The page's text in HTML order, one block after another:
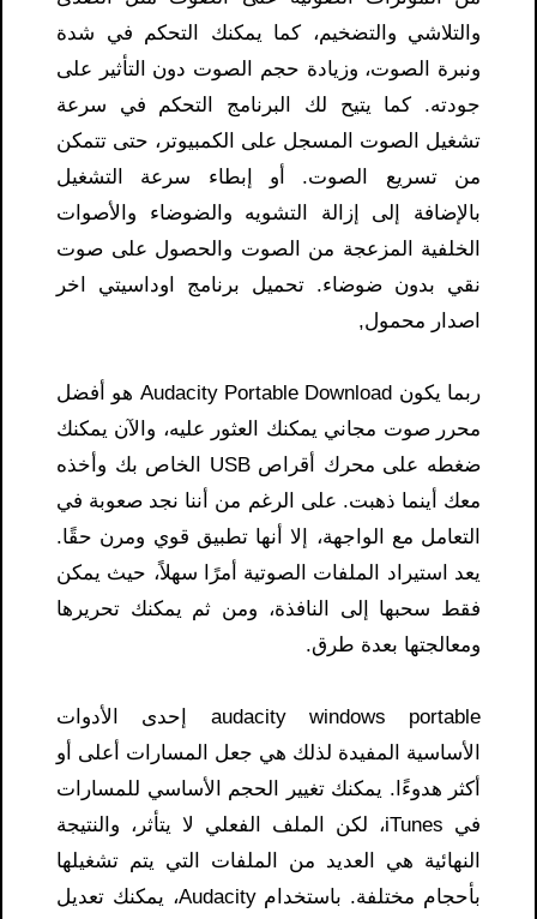
والتلاشي والتضخيم، كما يمكنك التحكم في شدة
ونبرة الصوت، وزيادة حجم الصوت دون التأثير على
جودته. كما يتيح لك البرنامج التحكم في سرعة
تشغيل الصوت المسجل على الكمبيوتر، حتى تتمكن
من تسريع الصوت. أو إبطاء سرعة التشغيل
بالإضافة إلى إزالة التشويه والضوضاء والأصوات
الخلفية المزعجة من الصوت والحصول على صوت
نقي بدون ضوضاء. تحميل برنامج اوداسيتي اخر
اصدار محمول,
ربما يكون Audacity Portable Download هو أفضل
محرر صوت مجاني يمكنك العثور عليه، والآن يمكنك
ضغطه على محرك أقراص USB الخاص بك وأخذه
معك أينما ذهبت. على الرغم من أننا نجد صعوبة في
التعامل مع الواجهة، إلا أنها تطبيق قوي ومرن حقًا.
يعد استيراد الملفات الصوتية أمرًا سهلاً، حيث يمكن
فقط سحبها إلى النافذة، ومن ثم يمكنك تحريرها
ومعالجتها بعدة طرق.
audacity windows portable إحدى الأدوات
الأساسية المفيدة لذلك هي جعل المسارات أعلى أو
أكثر هدوءًا. يمكنك تغيير الحجم الأساسي للمسارات
في iTunes، لكن الملف الفعلي لا يتأثر، والنتيجة
النهائية هي العديد من الملفات التي يتم تشغيلها
بأحجام مختلفة. باستخدام Audacity، يمكنك تعديل